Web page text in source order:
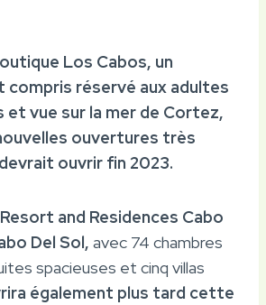
Los Cabos, un
compris réservé aux adultes
et vue sur la mer de Cortez,
ouvertures très
ouvrir fin 2023.
and Residences Cabo
Del Sol, avec 74 chambres
spacieuses et cinq villas
également plus tard cette